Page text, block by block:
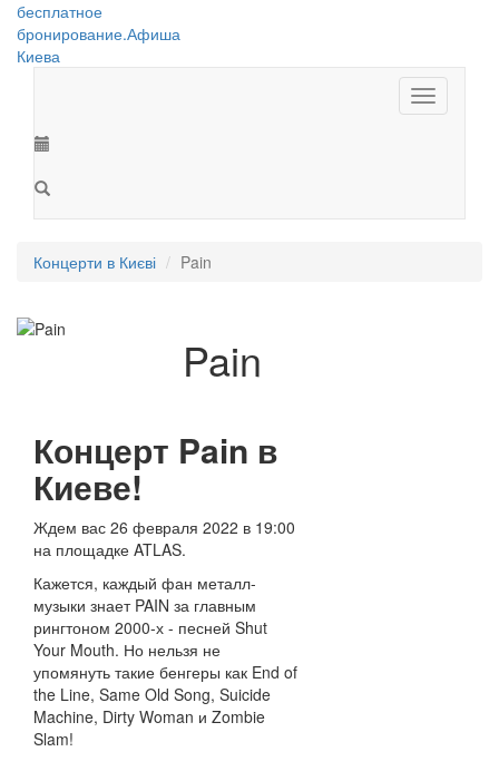
Toggle
navigation
Концерти в Києві Pain
Pain
Концерт Pain в
Киеве!
Ждем вас 26 февраля 2022 в 19:00
на площадке ATLAS.
Кажется, каждый фан металл-
музыки знает PAIN за главным
рингтоном 2000-х - песней Shut
Your Mouth. Но нельзя не
упомянуть такие бенгеры как End of
the Line, Same Old Song, Suicide
Machine, Dirty Woman и Zombie
Slam!